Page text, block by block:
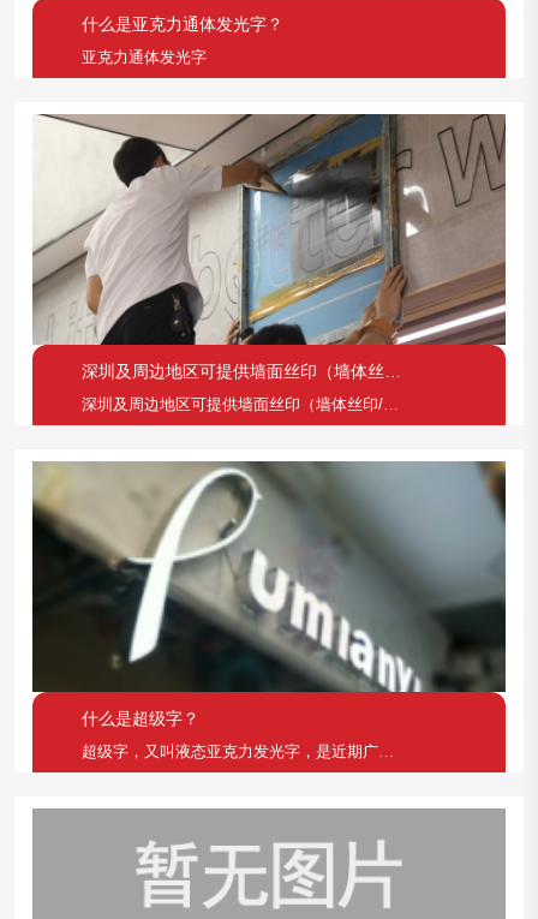
什么是亚克力通体发光字？
亚克力通体发光字
深圳及周边地区可提供墙面丝印（墙体丝印/现场丝网印
什么是超级字？
超级字，又叫液态亚克力发光字，是近期广告标识行业推